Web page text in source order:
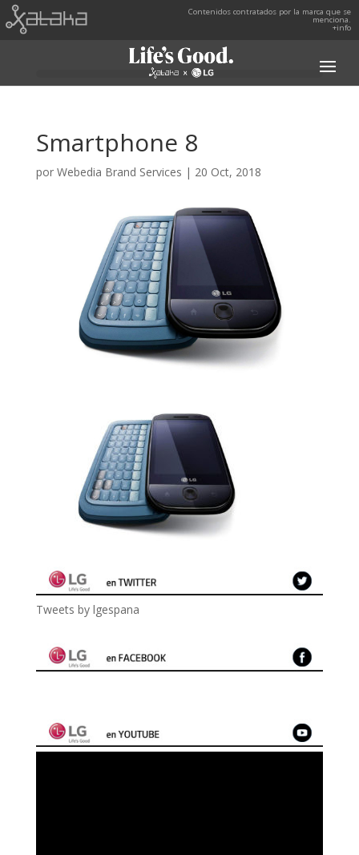
Contenidos contratados por la marca que se
menciona.
+info
Smartphone 8
por Webedia Brand Services | 20 Oct, 2018
Tweets by lgespana